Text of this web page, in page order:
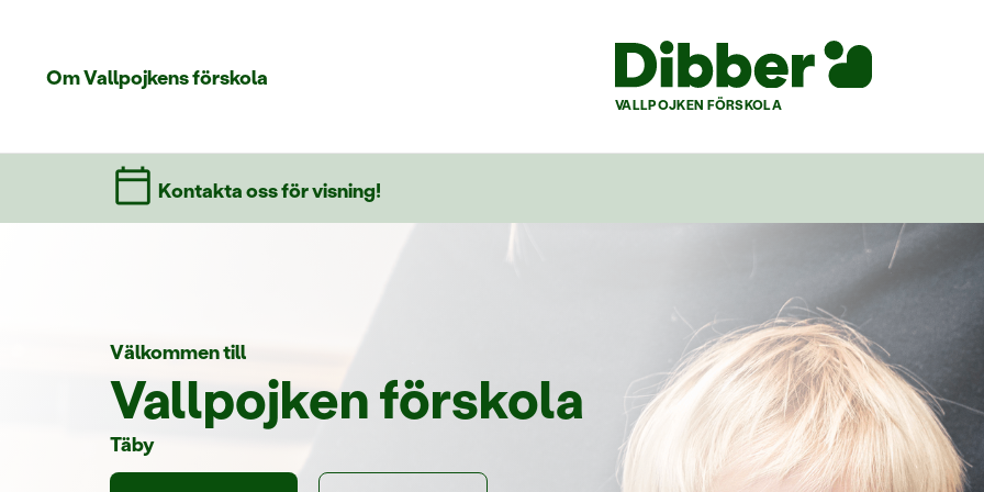
Om Vallpojkens förskola
VALLPOJKEN FÖRSKOLA
Välkommen till
Vallpojken förskola
Täby
Kontakta oss för visning!